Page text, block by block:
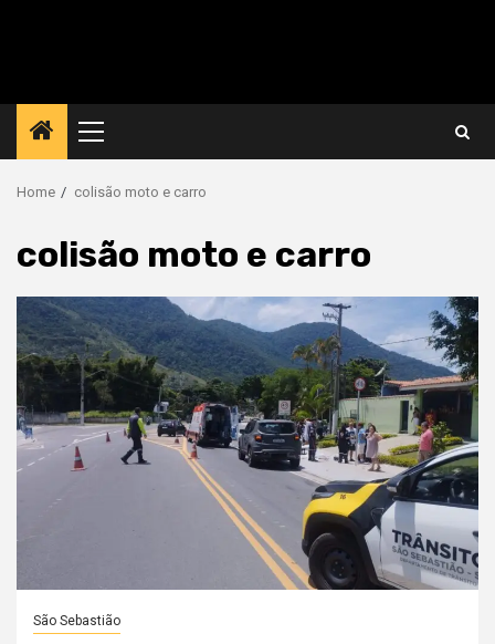
Primary
Menu
Home colisão moto e carro
colisão moto e carro
São Sebastião